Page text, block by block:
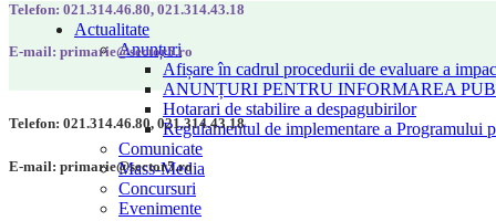
Actualitate
Anunțuri
Afișare în cadrul procedurii de evaluare a
ANUNȚURI PENTRU INFORMAREA
Hotarari de stabilire a despagubirilor
Regulamentul de implementare a Programului
Comunicate
Mass-Media
Concursuri
Evenimente
Telefon: 021.314.46.80, 021.314.43.18
E-mail: primarie@sector5.ro
Telefon: 021.314.46.80, 021.314.43.18
E-mail: primarie@sector5.ro